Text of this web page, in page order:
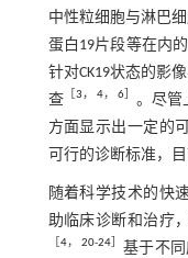
中性粒细胞与淋巴
蛋白19片段等在内
针对CK19状态的影
查［3， 4， 6］ 。尽管
方面显示出一定的
可行的诊断标准，
随着科学技术的快
助临床诊断和治疗
［4，20-24］ 基于不